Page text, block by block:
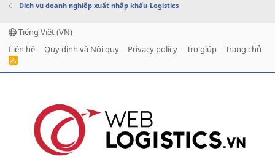
Dịch vụ doanh nghiệp xuất nhập khẩu-Logistics
Tiếng Việt (VN)
Liên hệ
Quy định và Nội quy Privacy policy Trợ giúp Trang chủ
R